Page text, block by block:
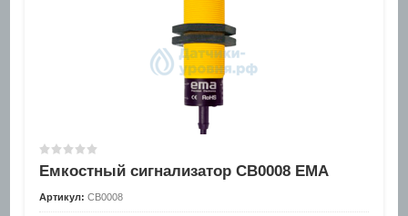
Емкостный сигнализатор CB0008 EMA
Артикул: CB0008